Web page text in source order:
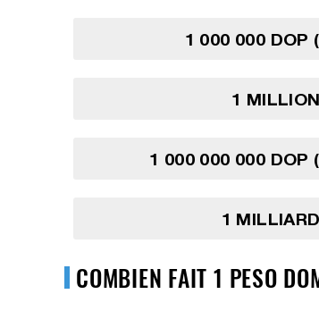
1 000 000 DOP
1
1 000 000 000 DOP
1
COMBIEN FAIT 1 PESO